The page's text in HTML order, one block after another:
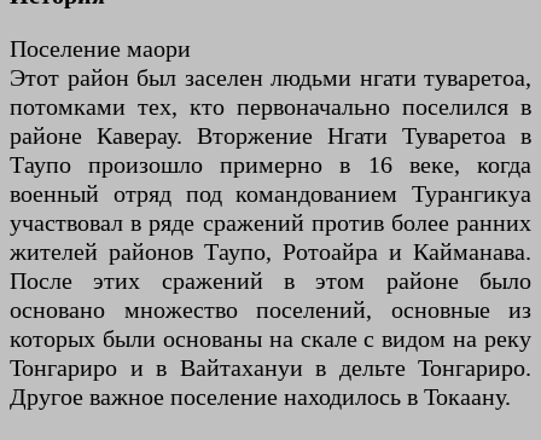
Поселение маори
Этот район был заселен людьми нгати туваретоа,
потомками тех, кто первоначально поселился в
районе Каверау. Вторжение Нгати Туваретоа в
Таупо произошло примерно в 16 веке, когда
военный отряд под командованием Турангикуа
участвовал в ряде сражений против более ранних
жителей районов Таупо, Ротоайра и Кайманава.
После этих сражений в этом районе было
основано множество поселений, основные из
которых были основаны на скале с видом на реку
Тонгариро и в Вайтахануи в дельте Тонгариро.
Другое важное поселение находилось в Токаану.